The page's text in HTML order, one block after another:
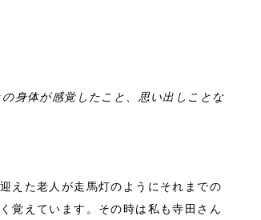
身体が感覚したこと、思い出しことな
えた老人が走馬灯のようにそれまでの
覚えています。その時は私も寺田さん